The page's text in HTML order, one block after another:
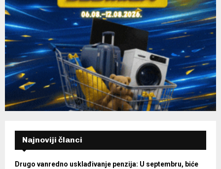
Najnoviji članci
Drugo vanredno usklađivanje penzija: U septembru, biće